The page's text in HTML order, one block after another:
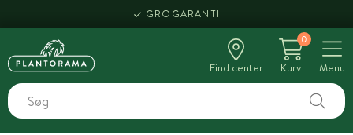
GROGARANTI
Find center
0
Kurv
Menu